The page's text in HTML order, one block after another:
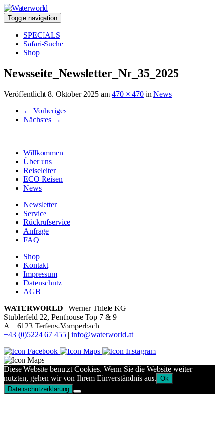
Toggle navigation
SPECIALS
Safari-Suche
Shop
Newsseite_Newsletter_Nr_35_2025
Veröffentlicht 8. Oktober 2025 am 470 × 470 in News
← Vorheriges
Nächstes →
Willkommen
Über uns
Reiseleiter
ECO Reisen
News
Newsletter
Service
Rückrufservice
Anfrage
FAQ
Shop
Kontakt
Impressum
Datenschutz
AGB
WATERWORLD | Werner Thiele KG
Stublerfeld 22, Penthouse Top 7 & 9
A – 6123 Terfens-Vomperbach
+43 (0)5224 67 455 | info@waterworld.at
Diese Website benutzt Cookies. Wenn Sie die Website weiter
nutzten, gehen wir von Ihrem Einverständnis aus. Ok
Datenschutzerklärung